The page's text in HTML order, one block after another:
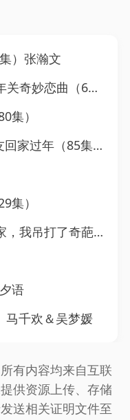
）张瀚文
65集）王嘉禾&邹柯俊
集）
家过年（85集）
集）
了奇葩亲戚（30集）
语
马千欢＆吴梦媛
有内容均来自互联
供资源上传、存储
送相关证明文件至